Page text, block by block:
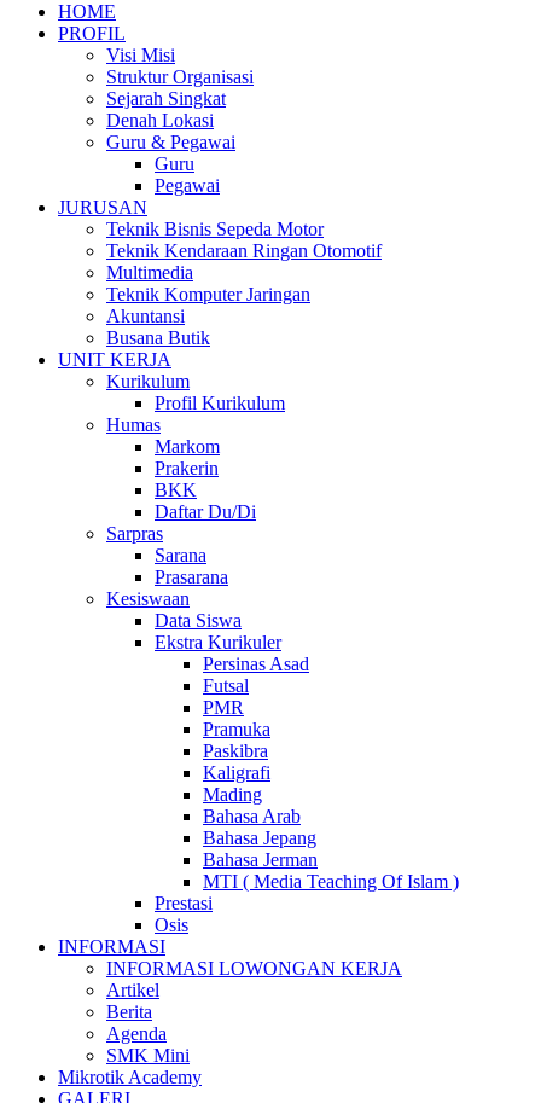
HOME
PROFIL
Visi Misi
Struktur Organisasi
Sejarah Singkat
Denah Lokasi
Guru & Pegawai
Guru
Pegawai
JURUSAN
Teknik Bisnis Sepeda Motor
Teknik Kendaraan Ringan Otomotif
Multimedia
Teknik Komputer Jaringan
Akuntansi
Busana Butik
UNIT KERJA
Kurikulum
Profil Kurikulum
Humas
Markom
Prakerin
BKK
Daftar Du/Di
Sarpras
Sarana
Prasarana
Kesiswaan
Data Siswa
Ekstra Kurikuler
Persinas Asad
Futsal
PMR
Pramuka
Paskibra
Kaligrafi
Mading
Bahasa Arab
Bahasa Jepang
Bahasa Jerman
MTI ( Media Teaching Of Islam )
Prestasi
Osis
INFORMASI
INFORMASI LOWONGAN KERJA
Artikel
Berita
Agenda
SMK Mini
Mikrotik Academy
GALERI